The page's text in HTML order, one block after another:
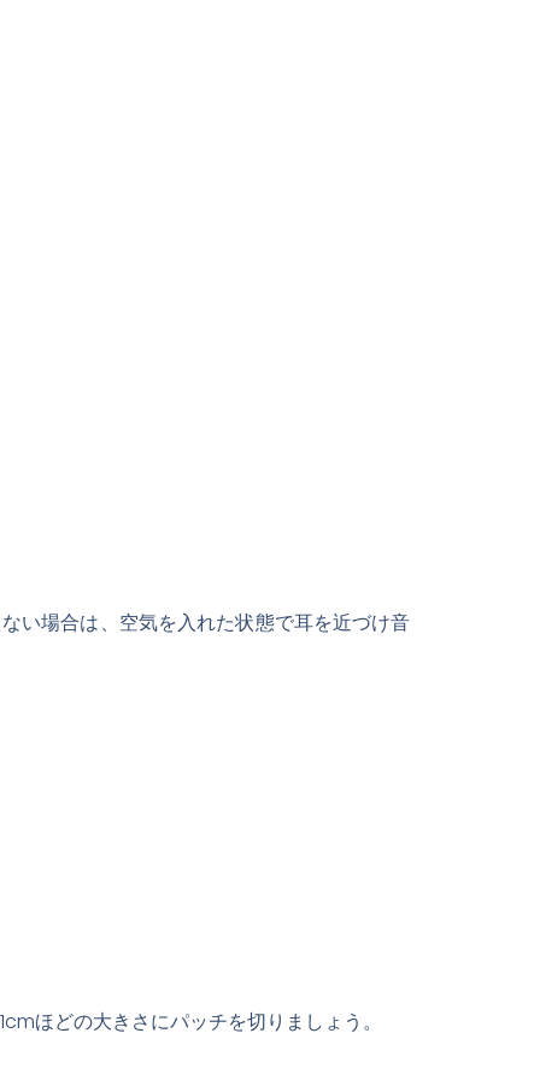
い場合は、空気を入れた状態で耳を近づけ音
ほどの大きさにパッチを切りましょう。